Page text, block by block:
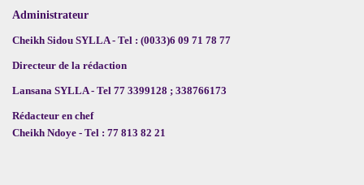
Administrateur
Cheikh Sidou SYLLA - Tel : (0033)6 09 71 78 77
Directeur de la rédaction
Lansana SYLLA - Tel 77 3399128 ; 338766173
Rédacteur en chef
Cheikh Ndoye - Tel : 77 813 82 21